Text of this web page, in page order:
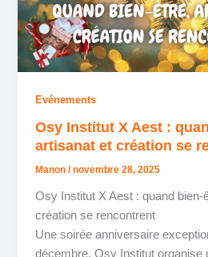
Evénements
Osy Institut X Aest :
artisanat et création se
Manon/novembre 28, 2025
Osy Institut X Aest : quand bien-
création se rencontrent
Une soirée anniversaire
décembre, Osy Institut organise